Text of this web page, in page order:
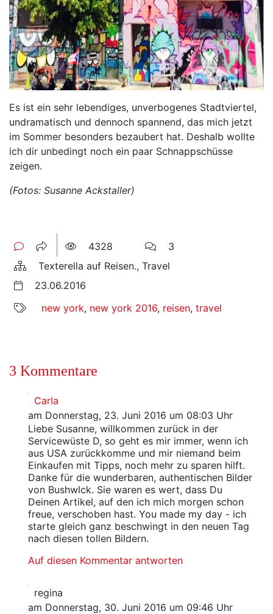
Es ist ein sehr lebendiges, unverbogenes Stadtviertel,
undramatisch und dennoch spannend, das mich jetzt
im Sommer besonders bezaubert hat. Deshalb wollte
ich dir unbedingt noch ein paar Schnappschüsse
zeigen.
(Fotos: Susanne Ackstaller)
4328
3
Texterella auf Reisen., Travel
23.06.2016
new york, new york 2016, reisen, travel
3 Kommentare
Carla
am Donnerstag, 23. Juni 2016 um 08:03 Uhr
Liebe Susanne, willkommen zurück in der
Servicewüste D, so geht es mir immer, wenn ich
aus USA zurückkomme und mir niemand beim
Einkaufen mit Tipps, noch mehr zu sparen hilft.
Danke für die wunderbaren, authentischen Bilder
von Bushwlck. Sie waren es wert, dass Du
Deinen Artikel, auf den ich mich morgen schon
freue, verschoben hast. You made my day - ich
starte gleich ganz beschwingt in den neuen Tag
nach diesen tollen Bildern.
Auf diesen Kommentar antworten
regina
am Donnerstag, 30. Juni 2016 um 09:46 Uhr